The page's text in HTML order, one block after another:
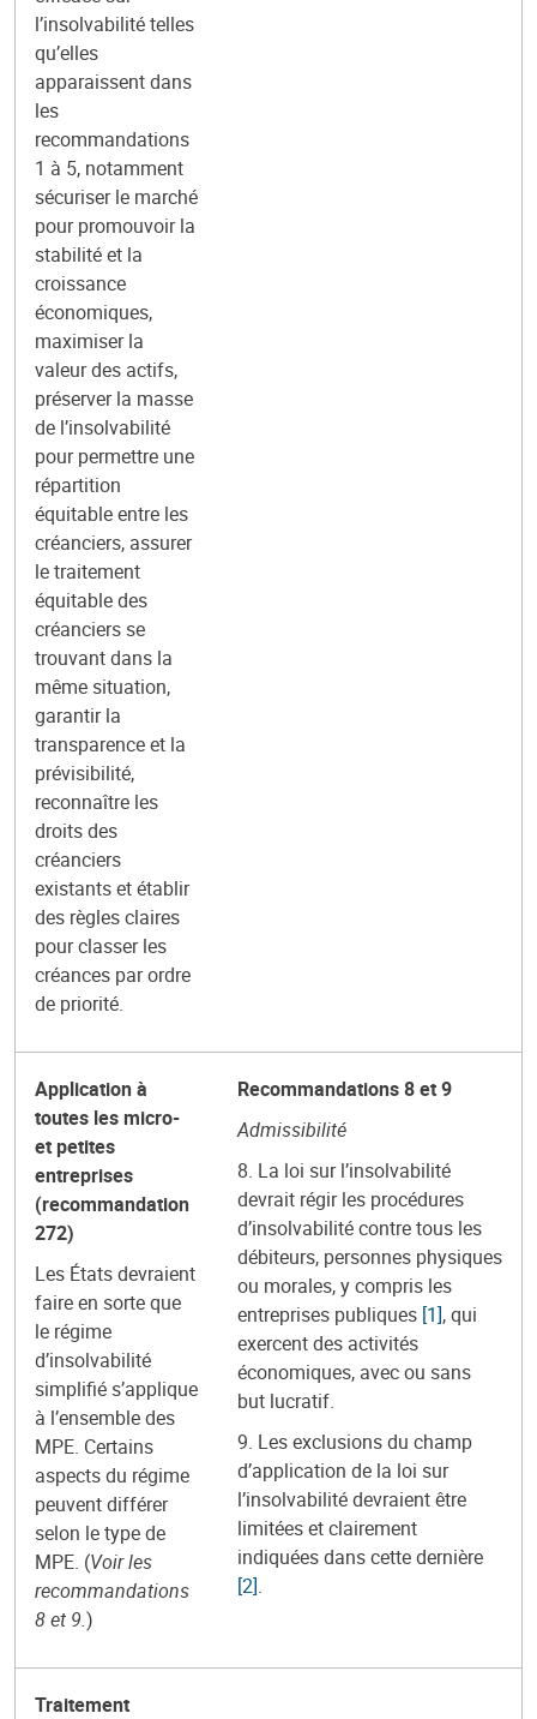
l’insolvabilité telles
qu’elles
apparaissent dans
les
recommandations
1 à 5, notamment
sécuriser le marché
pour promouvoir la
stabilité et la
croissance
économiques,
maximiser la
valeur des actifs,
préserver la masse
de l’insolvabilité
pour permettre une
répartition
équitable entre les
créanciers, assurer
le traitement
équitable des
créanciers se
trouvant dans la
même situation,
garantir la
transparence et la
prévisibilité,
reconnaître les
droits des
créanciers
existants et établir
des règles claires
pour classer les
créances par ordre
de priorité.
Application à
toutes les micro-
et petites
entreprises
(recommandation
272)
Les États devraient
faire en sorte que
le régime
d’insolvabilité
simplifié s’applique
à l’ensemble des
MPE. Certains
aspects du régime
peuvent différer
selon le type de
MPE. (Voir les
recommandations
8 et 9.)
Recommandations 8 et 9
Admissibilité
8. La loi sur l’insolvabilité
devrait régir les procédures
d’insolvabilité contre tous les
débiteurs, personnes physiques
ou morales, y compris les
entreprises publiques [1], qui
exercent des activités
économiques, avec ou sans
but lucratif.
9. Les exclusions du champ
d’application de la loi sur
l’insolvabilité devraient être
limitées et clairement
indiquées dans cette dernière
[2].
Traitement